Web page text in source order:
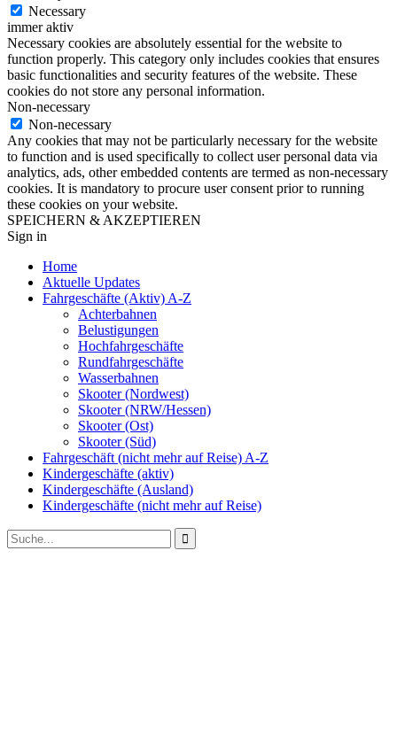
Necessary
immer aktiv
Necessary cookies are absolutely essential for the website to
function properly. This category only includes cookies that ensures
basic functionalities and security features of the website. These
cookies do not store any personal information.
Non-necessary
Non-necessary
Any cookies that may not be particularly necessary for the website
to function and is used specifically to collect user personal data via
analytics, ads, other embedded contents are termed as non-necessary
cookies. It is mandatory to procure user consent prior to running
these cookies on your website.
SPEICHERN & AKZEPTIEREN
Sign in
Home
Aktuelle Updates
Fahrgeschäfte (Aktiv) A-Z
Achterbahnen
Belustigungen
Hochfahrgeschäfte
Rundfahrgeschäfte
Wasserbahnen
Skooter (Nordwest)
Skooter (NRW/Hessen)
Skooter (Ost)
Skooter (Süd)
Fahrgeschäft (nicht mehr auf Reise) A-Z
Kindergeschäfte (aktiv)
Kindergeschäfte (Ausland)
Kindergeschäfte (nicht mehr auf Reise)